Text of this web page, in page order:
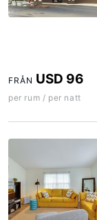
FRÅN USD 96
per rum / per natt